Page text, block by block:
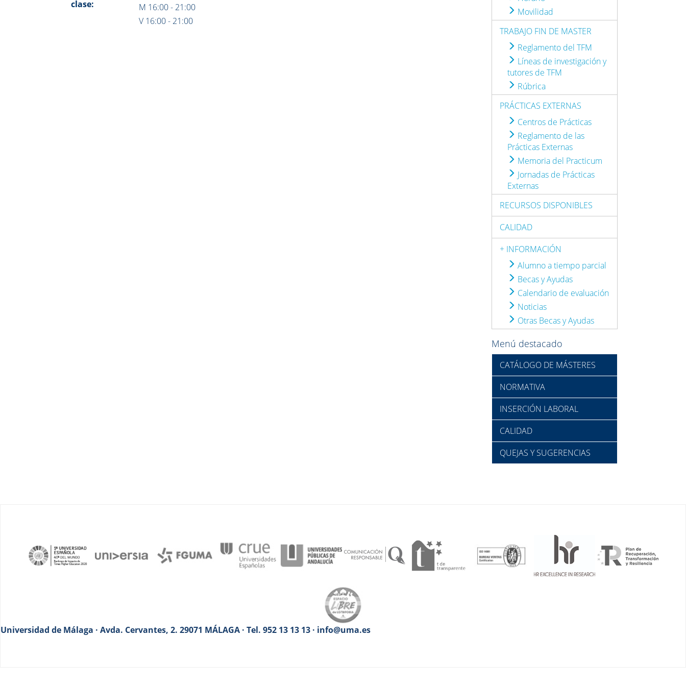
clase:
M 16:00 - 21:00
V 16:00 - 21:00
Movilidad
TRABAJO FIN DE MASTER
Reglamento del TFM
Líneas de investigación y
tutores de TFM
Rúbrica
PRÁCTICAS EXTERNAS
Centros de Prácticas
Reglamento de las
Prácticas Externas
Memoria del Practicum
Jornadas de Prácticas
Externas
RECURSOS DISPONIBLES
CALIDAD
+ INFORMACIÓN
Alumno a tiempo parcial
Becas y Ayudas
Calendario de evaluación
Noticias
Otras Becas y Ayudas
Menú destacado
CATÁLOGO DE MÁSTERES
NORMATIVA
INSERCIÓN LABORAL
CALIDAD
QUEJAS Y SUGERENCIAS
Universidad de Málaga · Avda. Cervantes, 2. 29071 MÁLAGA · Tel. 952 13 13 13 · info@uma.es